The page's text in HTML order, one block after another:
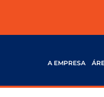
A EMPRESA